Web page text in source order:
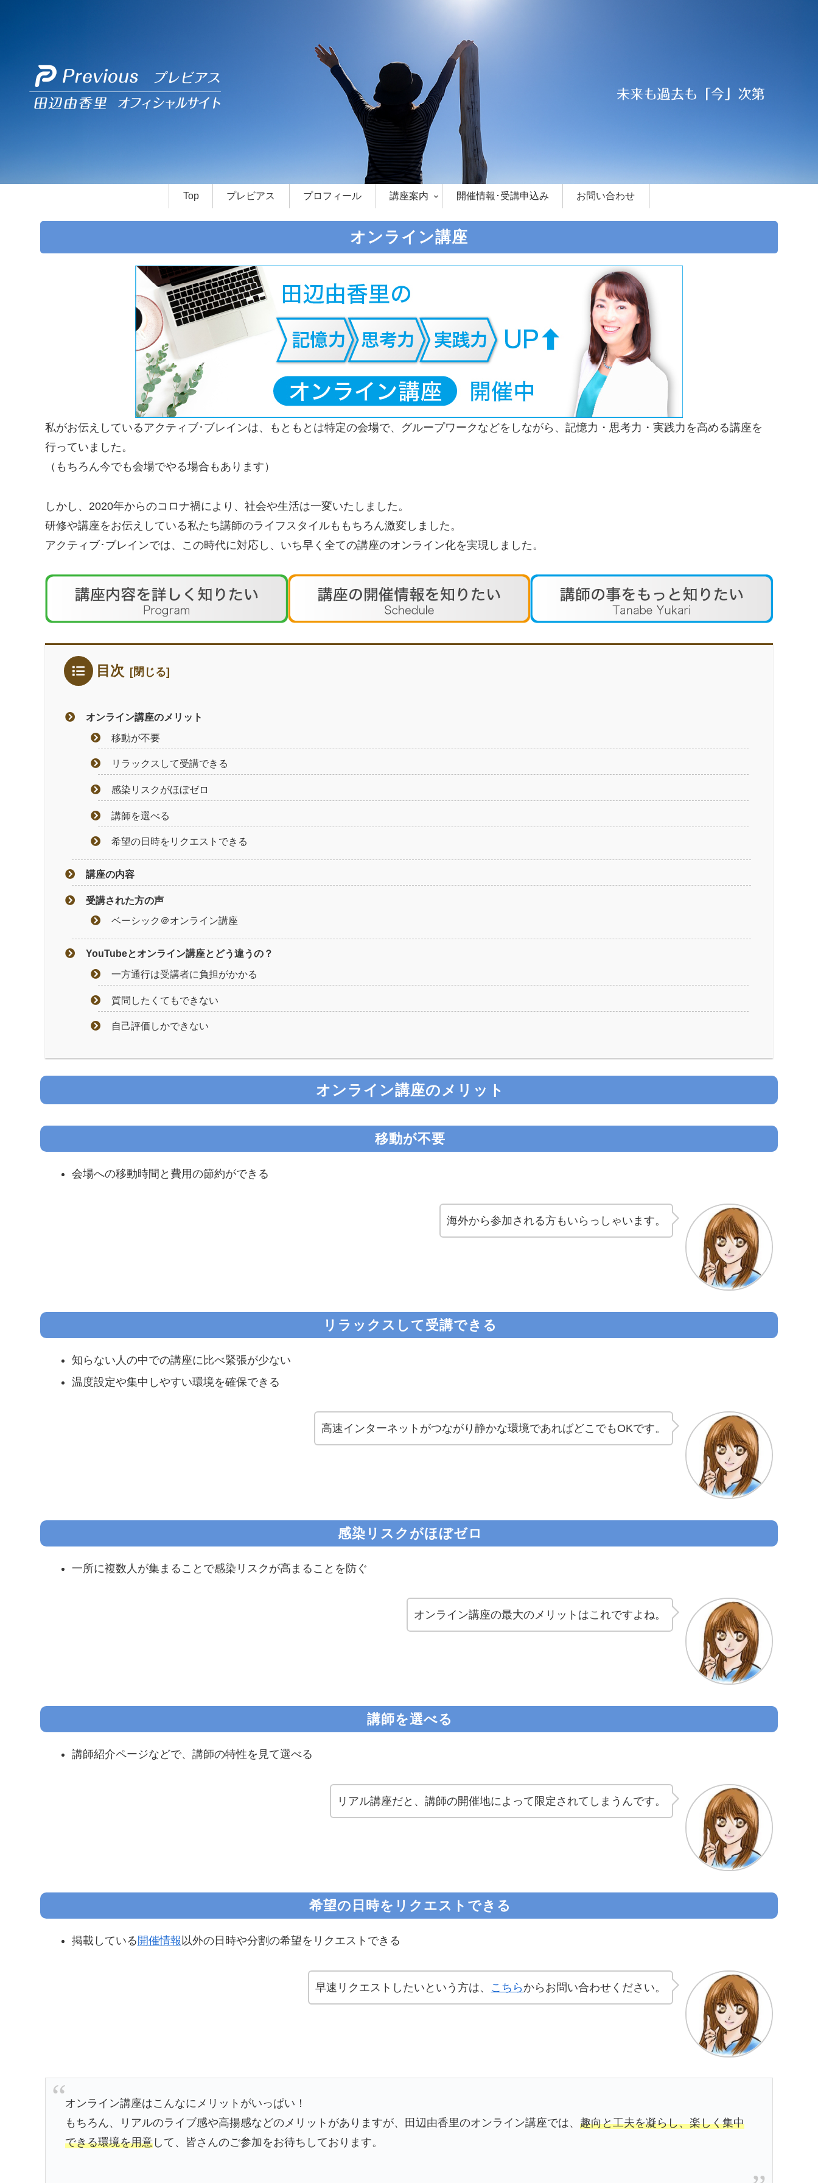
Top プレビアス プロフィール 講座案内 開催情報･受講申込み お問い合わせ
オンライン講座
私がお伝えしているアクティブ･ブレインは、もともとは特定の会場で、グループワークなどをしながら、記憶力・思考力・実践力を高める講座を
行っていました。
（もちろん今でも会場でやる場合もあります）
しかし、2020年からのコロナ禍により、社会や生活は一変いたしました。
研修や講座をお伝えしている私たち講師のライフスタイルももちろん激変しました。
アクティブ･ブレインでは、この時代に対応し、いち早く全ての講座のオンライン化を実現しました。
目次
オンライン講座のメリット
移動が不要
リラックスして受講できる
感染リスクがほぼゼロ
講師を選べる
希望の日時をリクエストできる
講座の内容
受講された方の声
ベーシック＠オンライン講座
YouTubeとオンライン講座とどう違うの？
一方通行は受講者に負担がかかる
質問したくてもできない
自己評価しかできない
オンライン講座のメリット
移動が不要
会場への移動時間と費用の節約ができる
海外から参加される方もいらっしゃいます。
リラックスして受講できる
知らない人の中での講座に比べ緊張が少ない
温度設定や集中しやすい環境を確保できる
高速インターネットがつながり静かな環境であればどこでもOKです。
感染リスクがほぼゼロ
一所に複数人が集まることで感染リスクが高まることを防ぐ
オンライン講座の最大のメリットはこれですよね。
講師を選べる
講師紹介ページなどで、講師の特性を見て選べる
リアル講座だと、講師の開催地によって限定されてしまうんです。
希望の日時をリクエストできる
掲載している 開催情報 以外の日時や分割の希望をリクエストできる
早速リクエストしたいという方は、 こちら からお問い合わせください。
オンライン講座はこんなにメリットがいっぱい！
もちろん、リアルのライブ感や高揚感などのメリットがありますが、田辺由香里のオンライン講座では、趣向と工夫を凝らし、楽しく集中
できる環境を用意 して、皆さんのご参加をお待ちしております。